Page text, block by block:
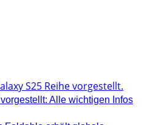
Alle wichtigen Infos